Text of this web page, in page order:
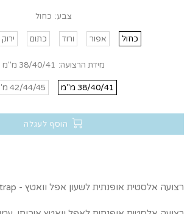
צבע: כחול
כחול אפור ורוד כתום ירוק
מידת הרצועה: 38/40/41 מ''מ
38/40/41 מ''מ 42/44/45 מ''מ
הוסף לעגלה
רצועה אלסטית אופנתית לשעון אפל וואטץ - Elastic Strap